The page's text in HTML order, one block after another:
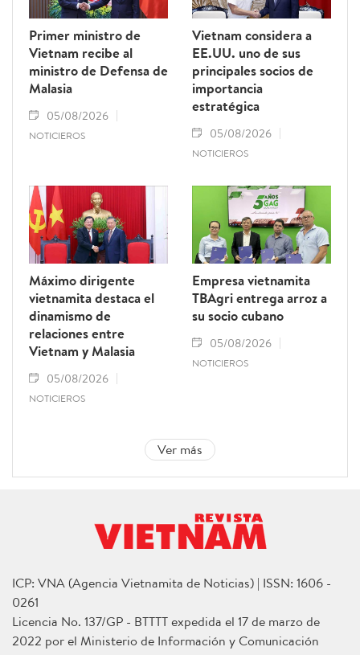
Primer ministro de
Vietnam recibe al
ministro de Defensa de
Malasia
05/08/2026
NOTICIEROS
Vietnam considera a
EE.UU. uno de sus
principales socios de
importancia
estratégica
05/08/2026
NOTICIEROS
Máximo dirigente
vietnamita destaca el
dinamismo de
relaciones entre
Vietnam y Malasia
05/08/2026
NOTICIEROS
Empresa vietnamita
TBAgri entrega arroz a
su socio cubano
05/08/2026
NOTICIEROS
Ver más
ICP: VNA (Agencia Vietnamita de Noticias) | ISSN: 1606 -
0261
Licencia No. 137/GP - BTTTT expedida el 17 de marzo de
2022 por el Ministerio de Información y Comunicación